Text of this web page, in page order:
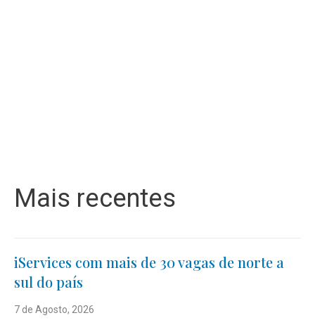
Mais recentes
iServices com mais de 30 vagas de norte a
sul do país
7 de Agosto, 2026